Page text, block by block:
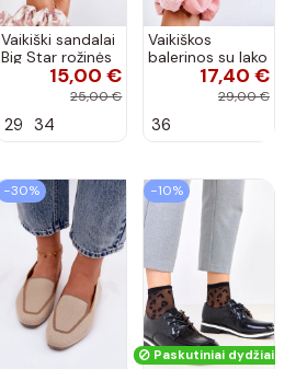
Vaikiški sandalai
Big Star rožinės
spalvos15,00 €
25,00 €
29 34
Vaikiškos
balerinos su lako
efektu ir
kaspinais baltos
17,40 €
29,00 €
36
−30% −10%
Paskutiniai dydžiai!